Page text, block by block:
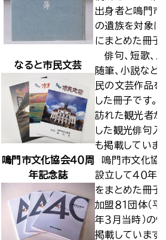
出身者と鳴門市
の遺族を対象に
にまとめた冊子
なると市民文芸
俳句、短歌、川
随筆、小説など
民の文芸作品を
した冊子です。
訪れた観光者が
した観光俳句入
も掲載していま
鳴門市文化協会４０周
年記念誌
鳴門市文化協
設立して４０年
をまとめた冊子
加盟８１団体（平
年３月当時）の
掲載しています